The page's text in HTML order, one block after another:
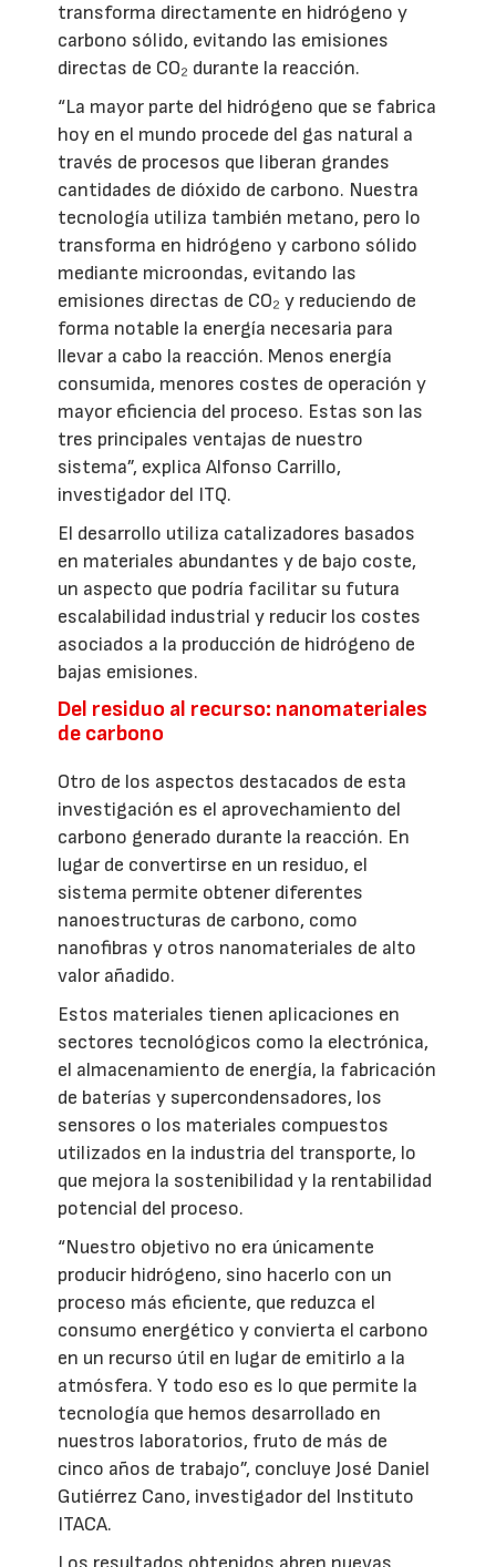
transforma directamente en hidrógeno y
carbono sólido, evitando las emisiones
directas de CO₂ durante la reacción.
“La mayor parte del hidrógeno que se fabrica
hoy en el mundo procede del gas natural a
través de procesos que liberan grandes
cantidades de dióxido de carbono. Nuestra
tecnología utiliza también metano, pero lo
transforma en hidrógeno y carbono sólido
mediante microondas, evitando las
emisiones directas de CO₂ y reduciendo de
forma notable la energía necesaria para
llevar a cabo la reacción. Menos energía
consumida, menores costes de operación y
mayor eficiencia del proceso. Estas son las
tres principales ventajas de nuestro
sistema”, explica Alfonso Carrillo,
investigador del ITQ.
El desarrollo utiliza catalizadores basados
en materiales abundantes y de bajo coste,
un aspecto que podría facilitar su futura
escalabilidad industrial y reducir los costes
asociados a la producción de hidrógeno de
bajas emisiones.
Del residuo al recurso: nanomateriales
de carbono
Otro de los aspectos destacados de esta
investigación es el aprovechamiento del
carbono generado durante la reacción. En
lugar de convertirse en un residuo, el
sistema permite obtener diferentes
nanoestructuras de carbono, como
nanofibras y otros nanomateriales de alto
valor añadido.
Estos materiales tienen aplicaciones en
sectores tecnológicos como la electrónica,
el almacenamiento de energía, la fabricación
de baterías y supercondensadores, los
sensores o los materiales compuestos
utilizados en la industria del transporte, lo
que mejora la sostenibilidad y la rentabilidad
potencial del proceso.
“Nuestro objetivo no era únicamente
producir hidrógeno, sino hacerlo con un
proceso más eficiente, que reduzca el
consumo energético y convierta el carbono
en un recurso útil en lugar de emitirlo a la
atmósfera. Y todo eso es lo que permite la
tecnología que hemos desarrollado en
nuestros laboratorios, fruto de más de
cinco años de trabajo”, concluye José Daniel
Gutiérrez Cano, investigador del Instituto
ITACA.